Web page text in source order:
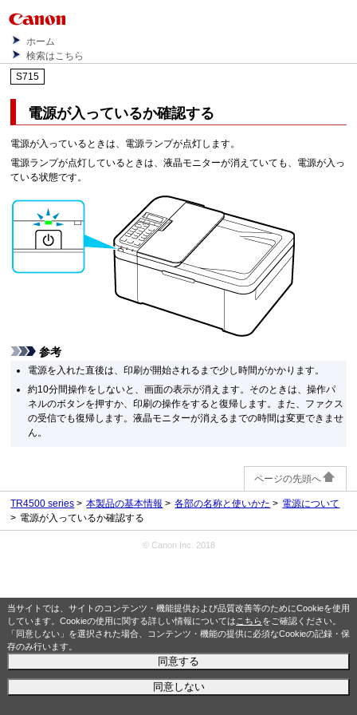
当サイトでは、サイトのコンテンツ・機能提供および品質改善等のためにCookieを使用
しています。Cookieの使用に関する詳しい情報については こちらをご確認ください。
「同意しない」を選択された場合、コンテンツ・機能の提供に必須なCookieの記録・保
存のみ行います。
同意する
同意しない
ホーム
検索はこちら
S715
電源が入っているか確認する
電源が入っているときは、電源ランプが点灯します。
電源ランプが点灯しているときは、液晶モニターが消えていても、電源が入っ
ている状態です。
参考
電源を入れた直後は、印刷が開始されるまで少し時間がかかります。
約10分間操作をしないと、画面の表示が消えます。そのときは、操作パ
ネルのボタンを押すか、印刷の操作をすると復帰します。また、ファクス
の受信でも復帰します。液晶モニターが消えるまでの時間は変更できませ
ん。
ページの先頭へ
TR4500 series 本製品の基本情報 各部の名称と使いかた
電源について
電源が入っているか確認する
© Canon Inc. 2018